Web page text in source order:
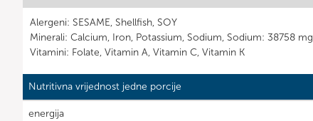
Alergeni: SESAME, Shellfish, SOY
Minerali: Calcium, Iron, Potassium, Sodium, Sodium: 38758 mg
Vitamini: Folate, Vitamin A, Vitamin C, Vitamin K
Nutritivna vrijednost jedne porcije
energija